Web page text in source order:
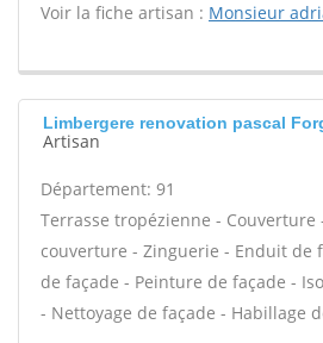
Voir la fiche artisan : Monsieur
Limbergere renovation pascal
Artisan
Département: 91
Terrasse tropézienne - Couverture
couverture - Zinguerie - Enduit de
de façade - Peinture de façade -
- Nettoyage de façade - Habillage